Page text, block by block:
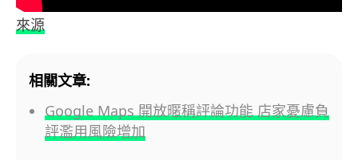
來源
相關文章:
Google Maps 開放暱稱評論功能 店家憂慮負
評濫用風險增加